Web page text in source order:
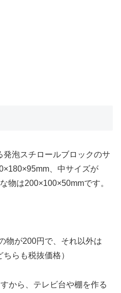
泡スチロールブロックのサ
、中サイズが
物は200×100×50mmです。
物が200円で、それ以外は
らも税抜価格）
から、テレビ台や棚を作る